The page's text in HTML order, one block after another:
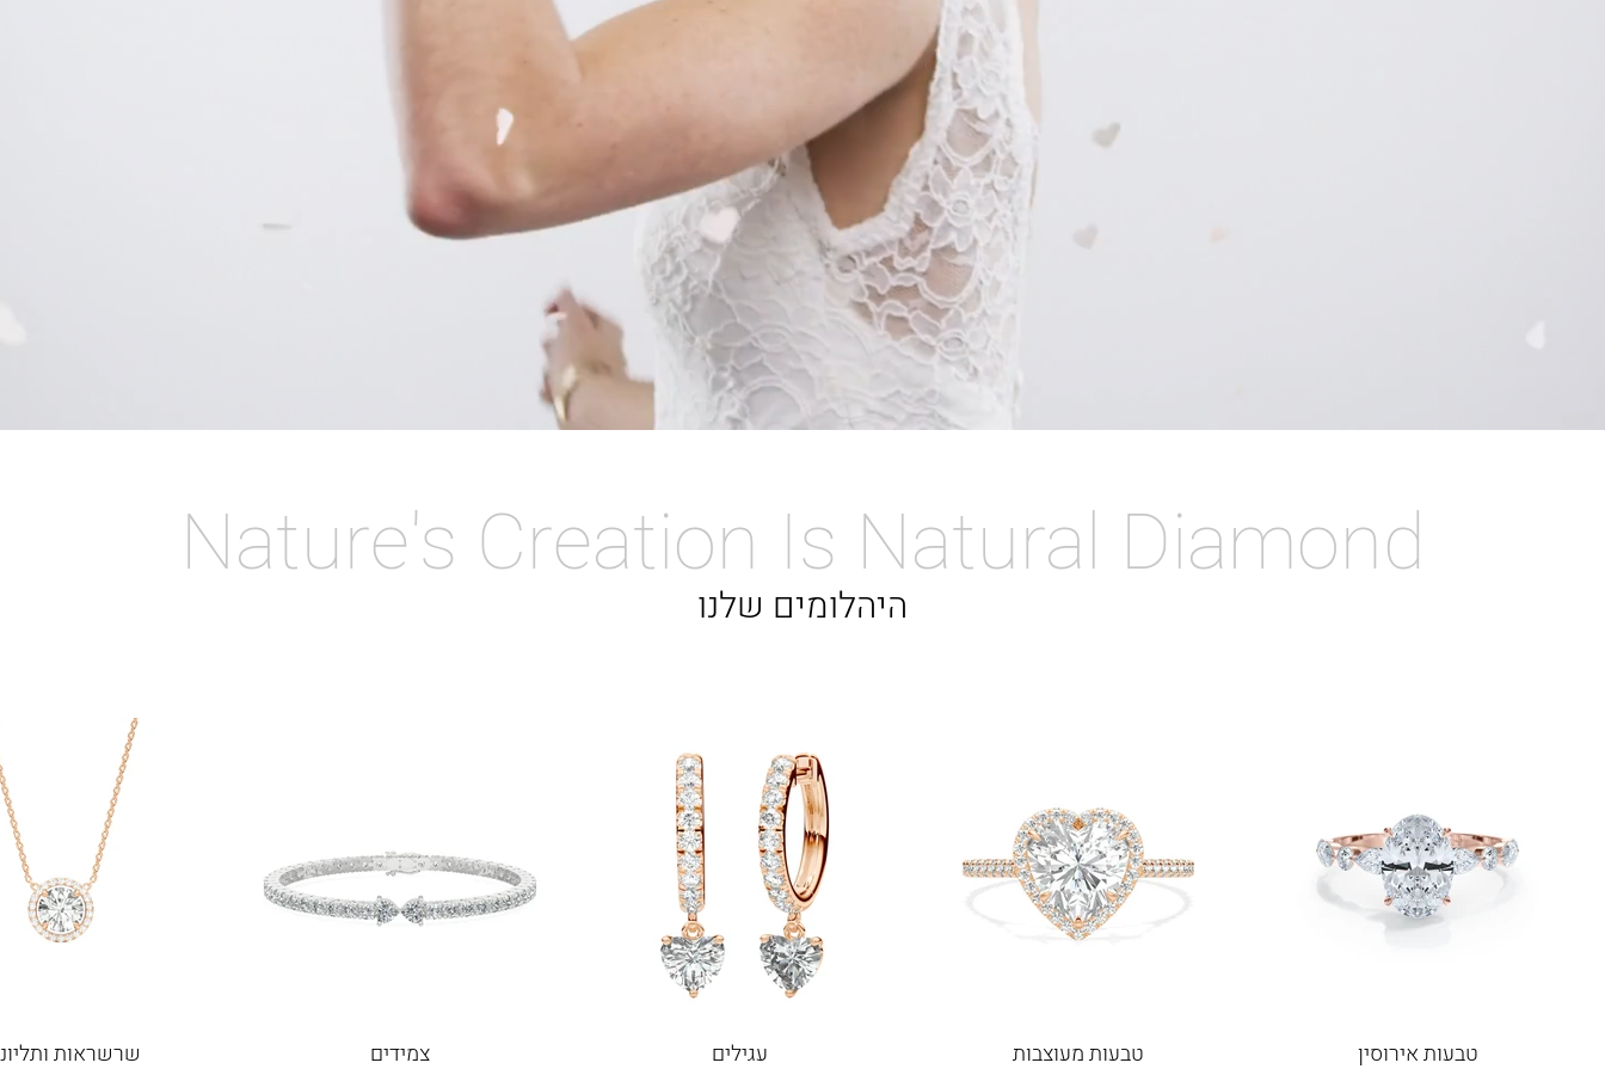
היהלומים שלנו
Nature's Creation Is Natural Diamond
טבעות אירוסין טבעות מעוצבות עגילים צמידים שרשראות